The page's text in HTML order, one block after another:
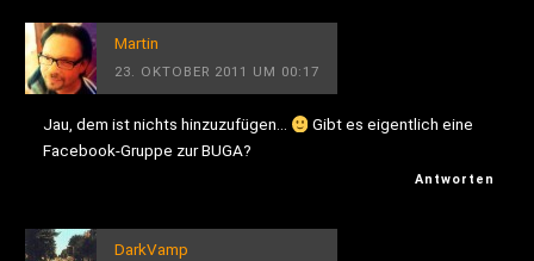
Martin
23. OKTOBER 2011 UM 00:17
Jau, dem ist nichts hinzuzufügen…
Gibt es eigentlich eine
Facebook-Gruppe zur BUGA?
Antworten
DarkVamp